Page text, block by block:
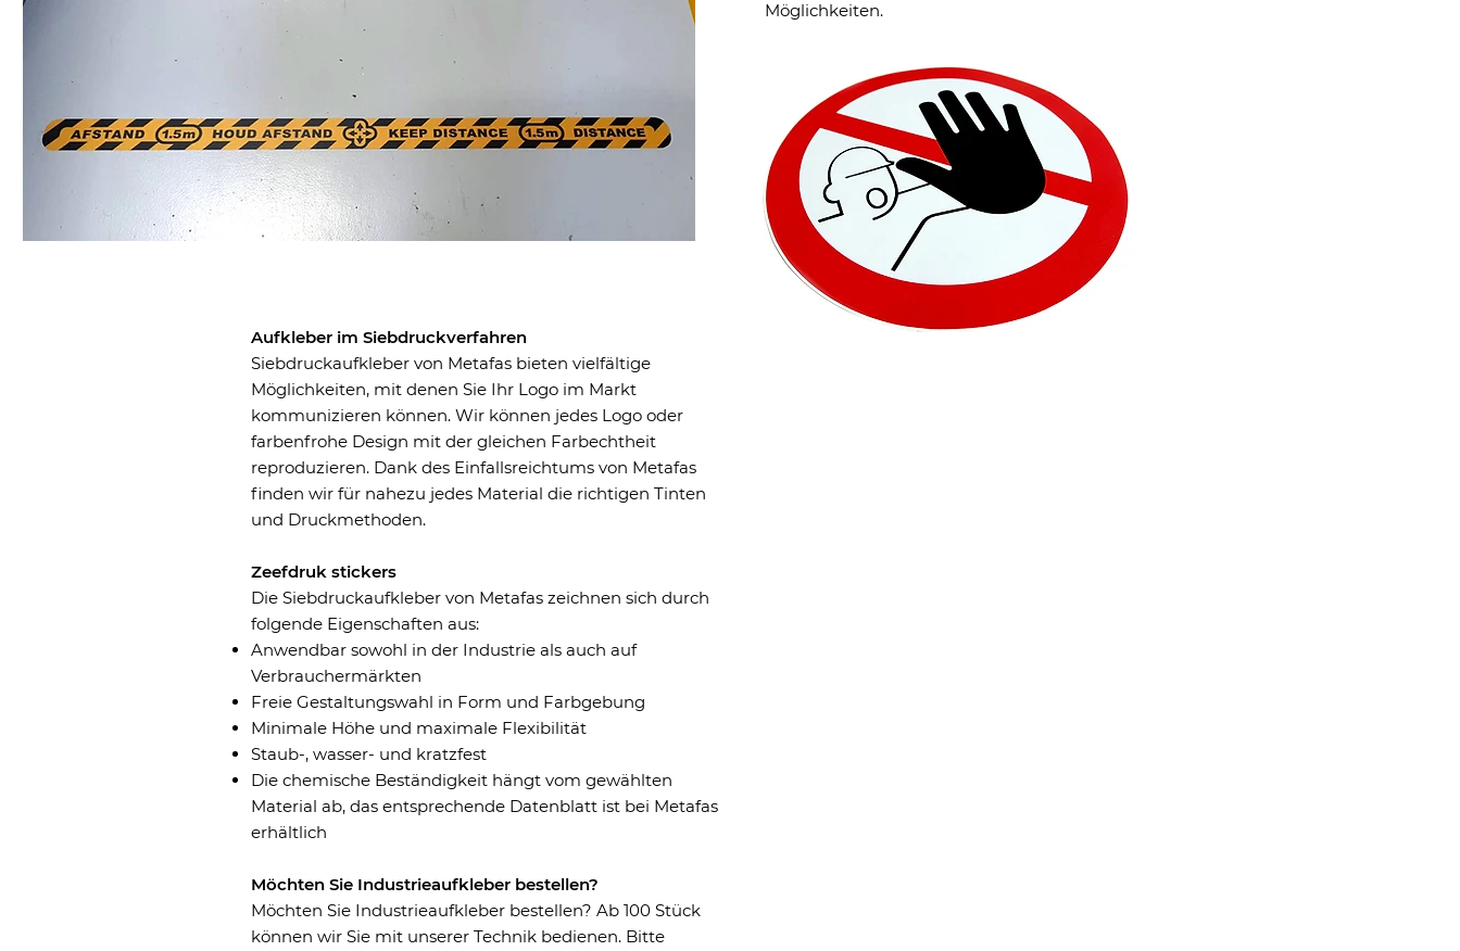
Aufkleber im Siebdruckverfahren
Siebdruckaufkleber von Metafas bieten vielfältige
Möglichkeiten, mit denen Sie Ihr Logo im Markt
kommunizieren können. Wir können jedes Logo oder
farbenfrohe Design mit der gleichen Farbechtheit
reproduzieren. Dank des Einfallsreichtums von Metafas
finden wir für nahezu jedes Material die richtigen Tinten
und Druckmethoden.
Zeefdruk stickers
Die Siebdruckaufkleber von Metafas zeichnen sich durch
folgende Eigenschaften aus:
Anwendbar sowohl in der Industrie als auch auf
Verbrauchermärkten
Freie Gestaltungswahl in Form und Farbgebung
Minimale Höhe und maximale Flexibilität
Staub-, wasser- und kratzfest
Die chemische Beständigkeit hängt vom gewählten
Material ab, das entsprechende Datenblatt ist bei Metafas
erhältlich
Möchten Sie Industrieaufkleber bestellen?
Möchten Sie Industrieaufkleber bestellen? Ab 100 Stück
können wir Sie mit unserer Technik bedienen. Bitte
Möglichkeiten.